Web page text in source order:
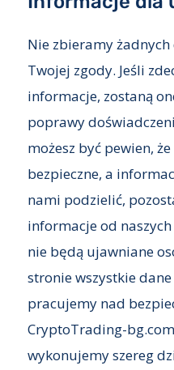
Nie zbieramy
Twojej zgody. Jeśli
informacje, zostaną
poprawy
możesz być pewien,
bezpieczne, a
nami podzielić,
informacje od
nie będą ujawniane
stronie wszystkie
pracujemy nad
CryptoTrading-
wykonujemy szereg